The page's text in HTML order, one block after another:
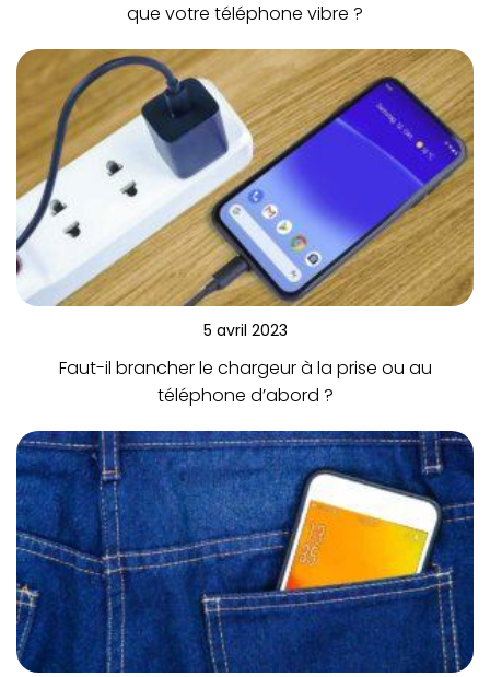
que votre téléphone vibre ?
5 avril 2023
Faut-il brancher le chargeur à la prise ou au
téléphone d’abord ?